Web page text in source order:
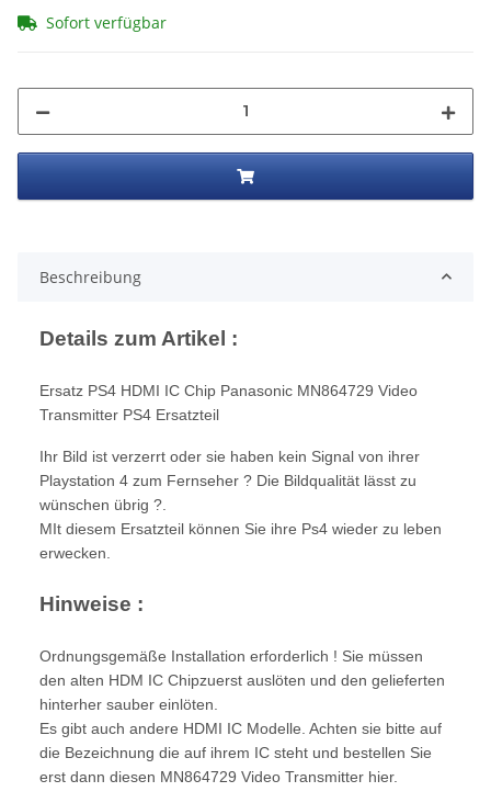
Sofort verfügbar
Beschreibung
Details zum Artikel :
Ersatz PS4 HDMI IC Chip Panasonic MN864729 Video
Transmitter PS4 Ersatzteil
Ihr Bild ist verzerrt oder sie haben kein Signal von ihrer
Playstation 4 zum Fernseher ? Die Bildqualität lässt zu
wünschen übrig ?.
MIt diesem Ersatzteil können Sie ihre Ps4 wieder zu leben
erwecken.
Hinweise :
Ordnungsgemäße Installation erforderlich ! Sie müssen
den alten HDM IC Chipzuerst auslöten und den gelieferten
hinterher sauber einlöten.
Es gibt auch andere HDMI IC Modelle. Achten sie bitte auf
die Bezeichnung die auf ihrem IC steht und bestellen Sie
erst dann diesen MN864729 Video Transmitter hier.